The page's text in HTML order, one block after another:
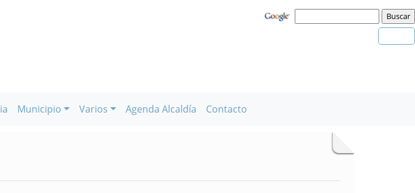
Municipio Varios Agenda Alcaldía Contacto